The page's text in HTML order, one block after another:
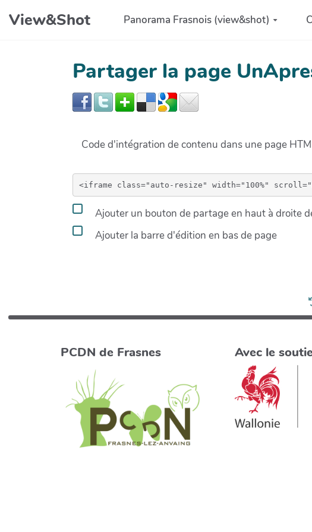
Aller au contenu principal
View&Shot Panorama Frasnois (view&shot)
Partager la page
Code d'intégration de contenu dans une page
Ajouter un bouton de partage en haut à droite
Ajouter la barre d'édition en bas de page
PCDN de Frasnes Avec le